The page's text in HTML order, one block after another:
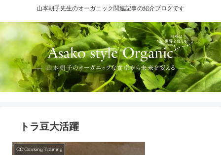
山本朝子先生のオーガニック関連記事の紹介ブログです
トラ豆大活躍
CC'Cooking Training